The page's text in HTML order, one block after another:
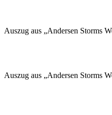
Auszug aus „Andersen Storms
Auszug aus „Andersen Storms